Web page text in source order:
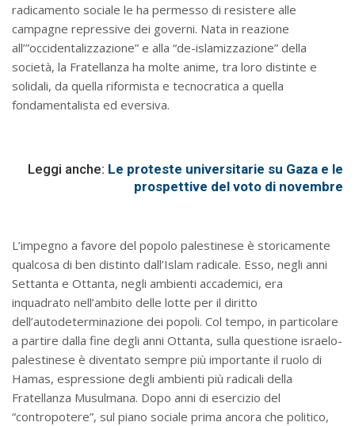
radicamento sociale le ha permesso di resistere alle
campagne repressive dei governi. Nata in reazione
all’”occidentalizzazione” e alla “de-islamizzazione” della
società, la Fratellanza ha molte anime, tra loro distinte e
solidali, da quella riformista e tecnocratica a quella
fondamentalista ed eversiva.
Leggi anche: Le proteste universitarie su Gaza e le
prospettive del voto di novembre
L’impegno a favore del popolo palestinese è storicamente
qualcosa di ben distinto dall’Islam radicale. Esso, negli anni
Settanta e Ottanta, negli ambienti accademici, era
inquadrato nell’ambito delle lotte per il diritto
dell’autodeterminazione dei popoli. Col tempo, in particolare
a partire dalla fine degli anni Ottanta, sulla questione israelo-
palestinese è diventato sempre più importante il ruolo di
Hamas, espressione degli ambienti più radicali della
Fratellanza Musulmana. Dopo anni di esercizio del
“contropotere”, sul piano sociale prima ancora che politico,